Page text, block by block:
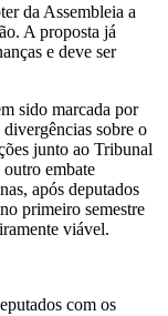
da Assembleia a
A proposta já
e deve ser
sido marcada por
sobre o
junto ao Tribunal
embate
após deputados
primeiro semestre
viável.
com os